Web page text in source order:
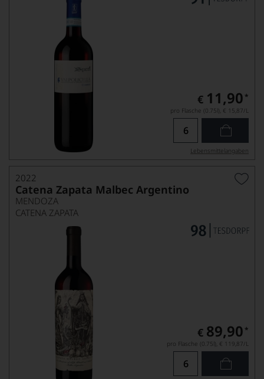
€ 11,90 *
pro Flasche (0.75l), € 15,87/L
Lebensmittel­angaben
2022
Catena Zapata Malbec Argentino
MENDOZA
CATENA ZAPATA
€ 89,90 *
pro Flasche (0.75l), € 119,87/L